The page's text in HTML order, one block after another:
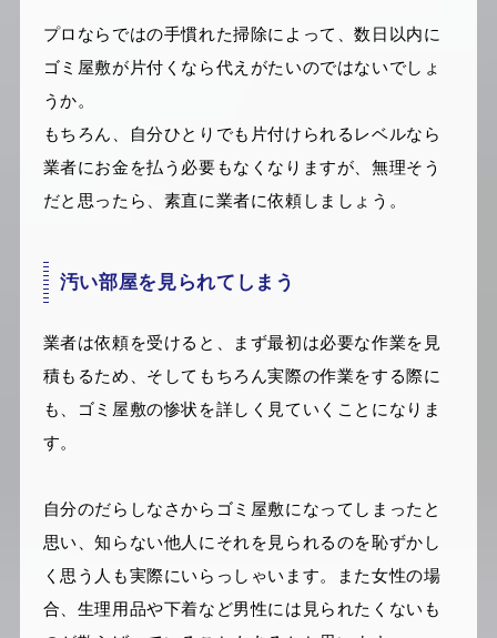
プロならではの手慣れた掃除によって、数日以内に
ゴミ屋敷が片付くなら代えがたいのではないでしょ
うか。
もちろん、自分ひとりでも片付けられるレベルなら
業者にお金を払う必要もなくなりますが、無理そう
だと思ったら、素直に業者に依頼しましょう。
汚い部屋を見られてしまう
業者は依頼を受けると、まず最初は必要な作業を見
積もるため、そしてもちろん実際の作業をする際に
も、ゴミ屋敷の惨状を詳しく見ていくことになりま
す。
自分のだらしなさからゴミ屋敷になってしまったと
思い、知らない他人にそれを見られるのを恥ずかし
く思う人も実際にいらっしゃいます。また女性の場
合、生理用品や下着など男性には見られたくないも